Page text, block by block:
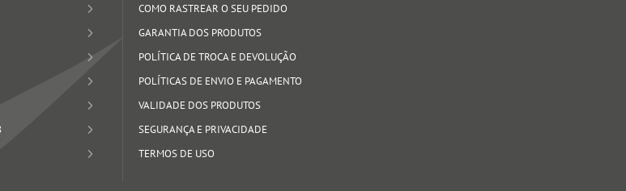
COMO RASTREAR O SEU PEDIDO
GARANTIA DOS PRODUTOS
POLÍTICA DE TROCA E DEVOLUÇÃO
POLÍTICAS DE ENVIO E PAGAMENTO
VALIDADE DOS PRODUTOS
SEGURANÇA E PRIVACIDADE
TERMOS DE USO